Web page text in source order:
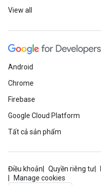
View all
Android
Chrome
Firebase
Google Cloud Platform
Tất cả sản phẩm
Điều khoản Quyền riêng tư
Manage cookies